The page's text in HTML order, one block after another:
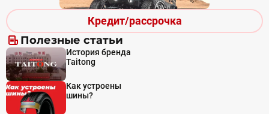
Кредит/рассрочка
Полезные статьи
История бренда
Taitong
Как устроены
шины?